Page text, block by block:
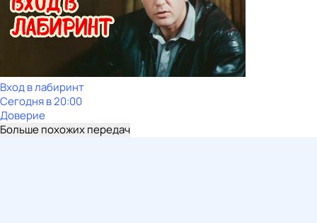
Вход в лабиринт
Сегодня в 20:00
Доверие
Больше похожих передач